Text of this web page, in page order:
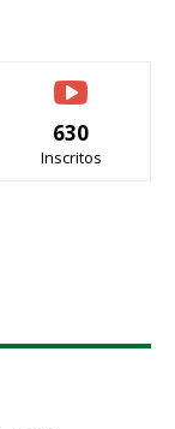
630
Inscritos